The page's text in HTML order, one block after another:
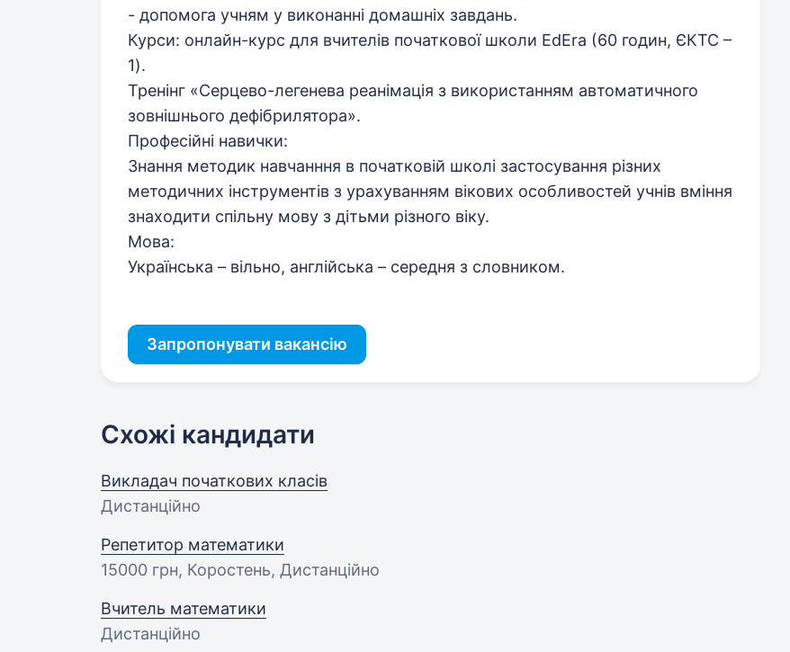
- допомога учням у виконанні домашніх завдань.
Курси: онлайн-курс для вчителів початкової школи EdEra (60 годин, ЄКТС –
1).
Тренінг «Серцево-легенева реанімація з використанням автоматичного
зовнішнього дефібрилятора».
Професійні навички:
Знання методик навчанння в початковій школі застосування різних
методичних інструментів з урахуванням вікових особливостей учнів вміння
знаходити спільну мову з дітьми різного віку.
Мова:
Українська – вільно, англійська – середня з словником.
Запропонувати вакансію
Схожі кандидати
Викладач початкових класів
Дистанційно
Репетитор математики
15000 грн, Коростень, Дистанційно
Вчитель математики
Дистанційно